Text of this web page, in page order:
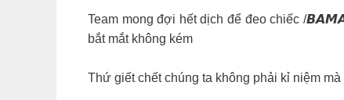
Team mong đợi hết dịch để đeo chiếc /
bắt mắt không kém
Thứ giết chết chúng ta không phải kỉ niệm